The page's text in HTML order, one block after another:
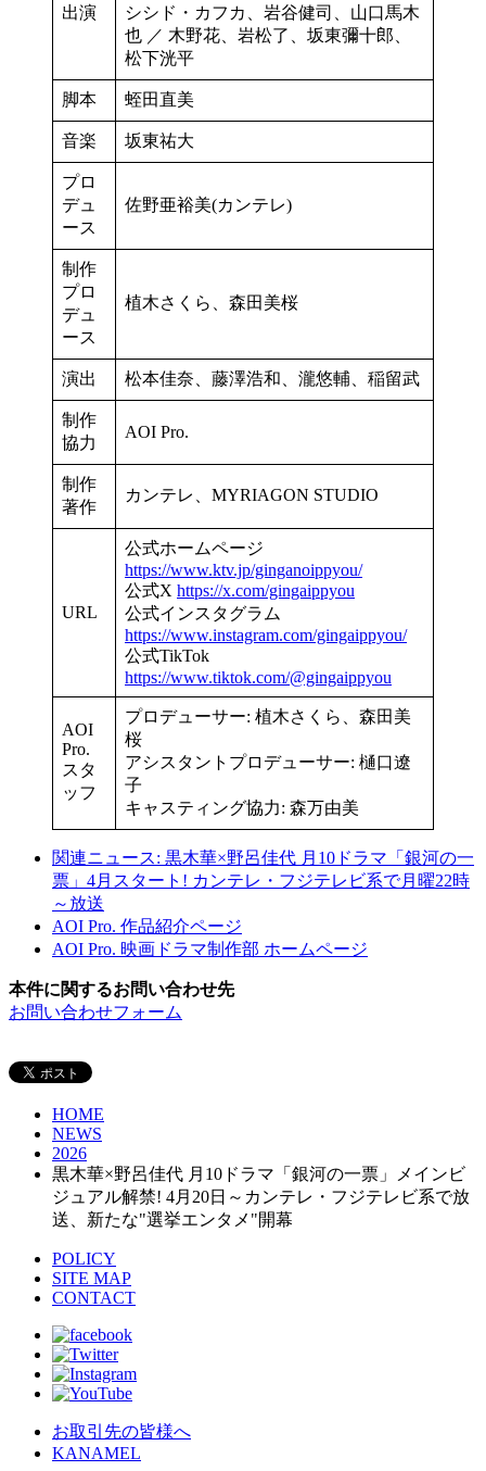
出演
シシド・カフカ、岩谷健司、山口馬木
也 ／ 木野花、岩松了、坂東彌十郎、
松下洸平
脚本 蛭田直美
音楽 坂東祐大
プロ
デュ
ース
佐野亜裕美(カンテレ)
制作
プロ
デュ
ース
植木さくら、森田美桜
演出 松本佳奈、藤澤浩和、瀧悠輔、稲留武
制作
協力
AOI Pro.
制作
著作
カンテレ、MYRIAGON STUDIO
URL
公式ホームページ
https://www.ktv.jp/ginganoippyou/
公式X https://x.com/gingaippyou
公式インスタグラム
https://www.instagram.com/gingaippyou/
公式TikTok
https://www.tiktok.com/@gingaippyou
AOI
Pro.
スタ
ッフ
プロデューサー: 植木さくら、森田美
桜
アシスタントプロデューサー: 樋口遼
子
キャスティング協力: 森万由美
関連ニュース: 黒木華×野呂佳代 月10ドラマ「銀河の一
票」4月スタート! カンテレ・フジテレビ系で月曜22時
～放送
AOI Pro. 作品紹介ページ
AOI Pro. 映画ドラマ制作部 ホームページ
本件に関するお問い合わせ先
お問い合わせフォーム
HOME
NEWS
2026
黒木華×野呂佳代 月10ドラマ「銀河の一票」メインビ
ジュアル解禁! 4月20日～カンテレ・フジテレビ系で放
送、新たな"選挙エンタメ"開幕
POLICY
SITE MAP
CONTACT
お取引先の皆様へ
KANAMEL